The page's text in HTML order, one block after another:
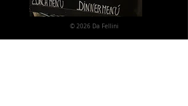
© 2026 Da Fellini